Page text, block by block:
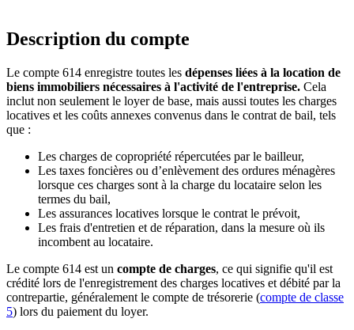
Description du compte
Le compte 614 enregistre toutes les dépenses liées à la location de
biens immobiliers nécessaires à l'activité de l'entreprise. Cela
inclut non seulement le loyer de base, mais aussi toutes les charges
locatives et les coûts annexes convenus dans le contrat de bail, tels
que :
Les charges de copropriété répercutées par le bailleur,
Les taxes foncières ou d’enlèvement des ordures ménagères
lorsque ces charges sont à la charge du locataire selon les
termes du bail,
Les assurances locatives lorsque le contrat le prévoit,
Les frais d'entretien et de réparation, dans la mesure où ils
incombent au locataire.
Le compte 614 est un compte de charges, ce qui signifie qu'il est
crédité lors de l'enregistrement des charges locatives et débité par la
contrepartie, généralement le compte de trésorerie (compte de classe
5) lors du paiement du loyer.